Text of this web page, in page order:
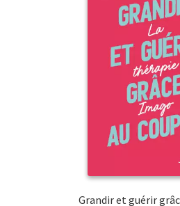
Grandir et guérir